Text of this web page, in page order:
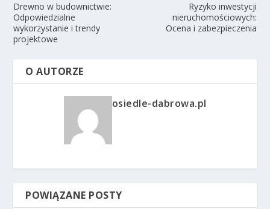
Drewno w budownictwie:
Odpowiedzialne
wykorzystanie i trendy
projektowe
Ryzyko inwestycji
nieruchomościowych:
Ocena i zabezpieczenia
O AUTORZE
osiedle-dabrowa.pl
POWIĄZANE POSTY